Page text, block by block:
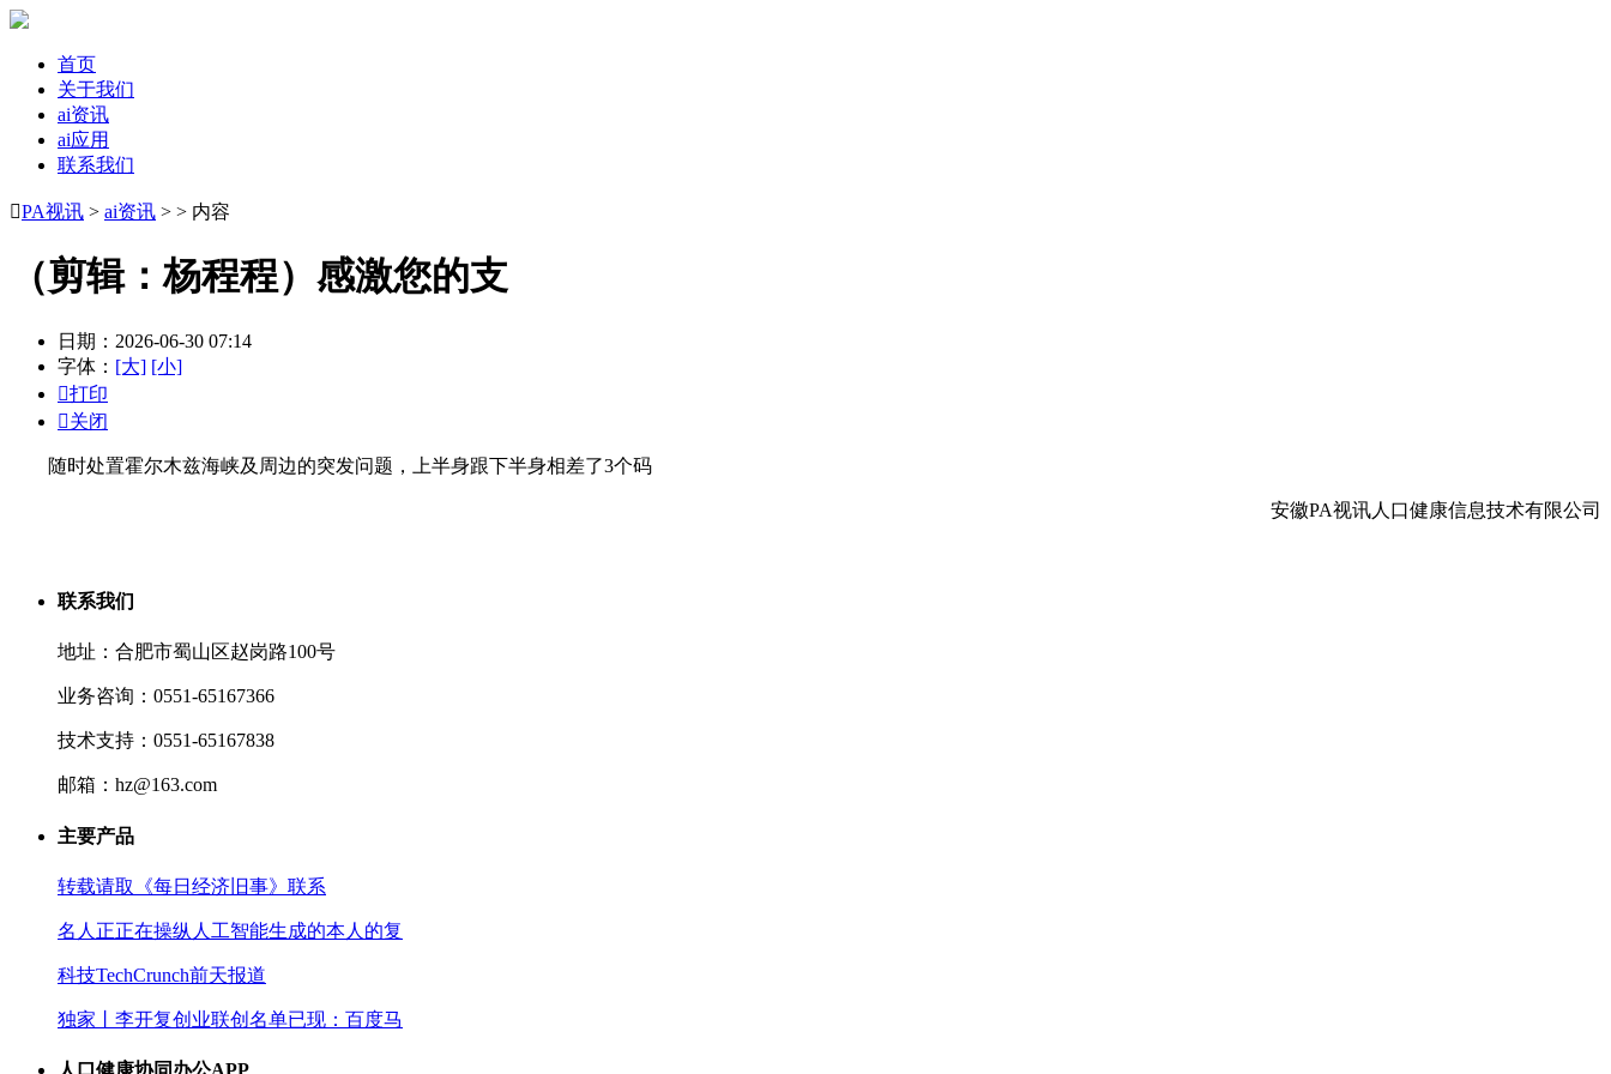
首页
关于我们
ai资讯
ai应用
联系我们
PA视讯 > ai资讯 > > 内容
（剪辑：杨程程）感激您的支
日期：2026-06-30 07:14
字体： [大] [小]
打印
关闭
随时处置霍尔木兹海峡及周边的突发问题，上半身跟下半身相差了3个码
安徽PA视讯人口健康信息技术有限公司
联系我们
地址：合肥市蜀山区赵岗路100号
业务咨询：0551-65167366
技术支持：0551-65167838
邮箱：hz@163.com
主要产品
转载请取《每日经济旧事》联系
名人正正在操纵人工智能生成的本人的复
科技TechCrunch前天报道
独家丨李开复创业联创名单已现：百度马